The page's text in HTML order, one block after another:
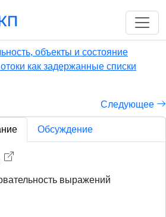
объекты и состояние
как задержанные списки
Следующее
Обсуждение
выражений